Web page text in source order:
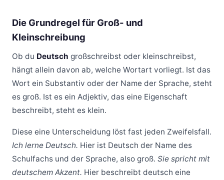
Die Grundregel für Groß- und
Kleinschreibung
Ob du Deutsch großschreibst oder kleinschreibst,
hängt allein davon ab, welche Wortart vorliegt. Ist das
Wort ein Substantiv oder der Name der Sprache, steht
es groß. Ist es ein Adjektiv, das eine Eigenschaft
beschreibt, steht es klein.
Diese eine Unterscheidung löst fast jeden Zweifelsfall.
Ich lerne Deutsch. Hier ist Deutsch der Name des
Schulfachs und der Sprache, also groß. Sie spricht mit
deutschem Akzent. Hier beschreibt deutsch eine